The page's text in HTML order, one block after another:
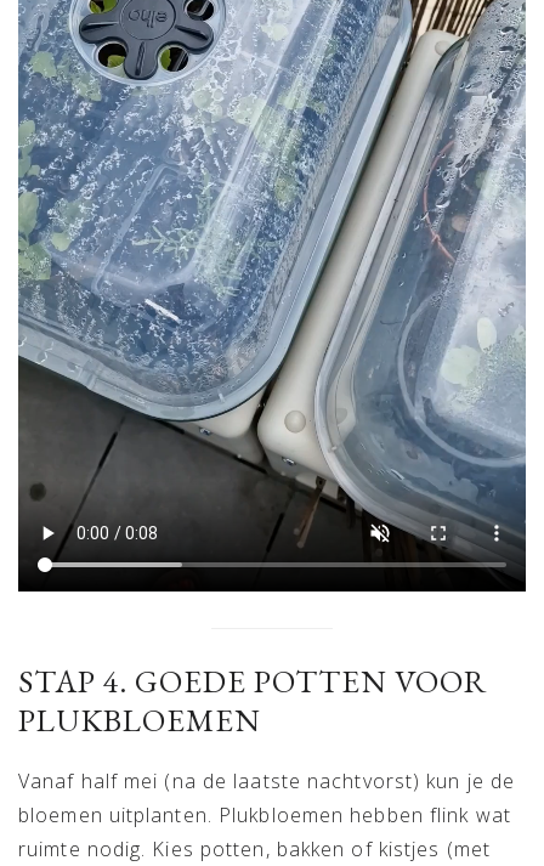
STAP 4. GOEDE POTTEN VOOR
PLUKBLOEMEN
Vanaf half mei (na de laatste nachtvorst) kun je de
bloemen uitplanten. Plukbloemen hebben flink wat
ruimte nodig. Kies potten, bakken of kistjes (met